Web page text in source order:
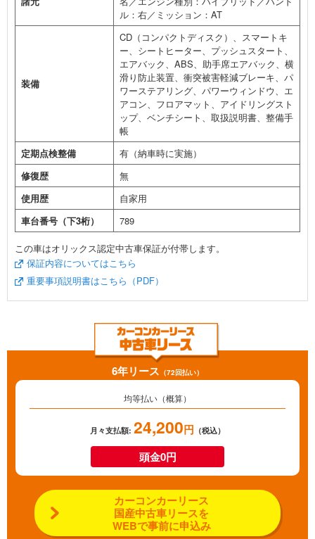
ル：右／ミッション：AT
装備
CD（コンパクトディスク）、スマートキ
ー、シートヒーター、プッシュスタート、
エアバック、ABS、助手席エアバック、横
滑り防止装置、衝突被害軽減ブレーキ、パ
ワーステアリング、パワーウィンドウ、エ
アコン、フロアマット、アイドリングスト
ップ、ベンチシート、取扱説明書、整備手
帳
定期点検整備
有（納車時に実施）
修復歴
無
使用歴
自家用
車台番号（下3桁）
789
この車はオリックス認定中古車保証が付帯します。
保証内容についてはこちら
重要事項説明書はこちら（PDF）
6年リース （72回払い）
均等払い（概算）
月々支払額: 24,200円 （税込）
頭金0円
カーコンカーリース
国産中古車リースを
WEBで事前に申込み